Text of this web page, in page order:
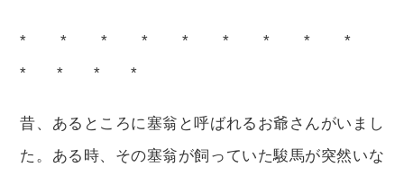
* * * * * * * * *
* * * *
昔、あるところに塞翁と呼ばれるお爺さんがいまし
た。ある時、その塞翁が飼っていた駿馬が突然いな